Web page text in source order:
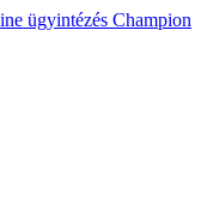
ügyintézés Champion